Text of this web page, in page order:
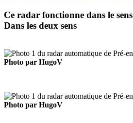
Ce radar fonctionne dans le sens
Dans les deux sens
Photo par HugoV
Photo par HugoV